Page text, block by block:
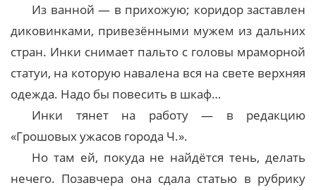
Из ванной — в прихожую; коридор заставлен
диковинками, привезёнными мужем из дальних
стран. Инки снимает пальто с головы мраморной
статуи, на которую навалена вся на свете верхняя
одежда. Надо бы повесить в шкаф…
Инки тянет на работу — в редакцию
«Грошовых ужасов города Ч.».
Но там ей, покуда не найдётся тень, делать
нечего. Позавчера она сдала статью в рубрику